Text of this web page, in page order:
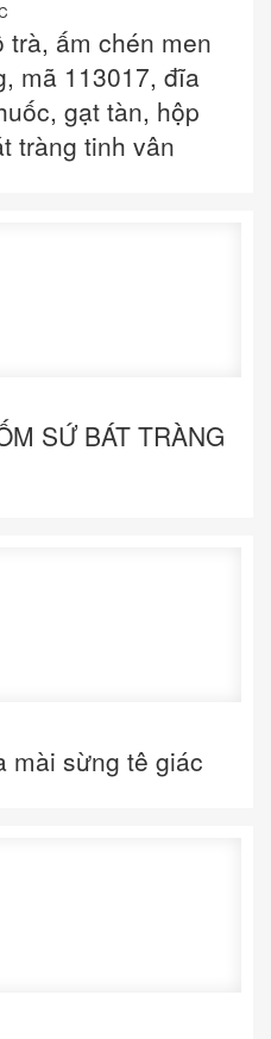
trà, ấm chén men
mã 113017, đĩa
gạt tàn, hộp
tràng tinh vân
SỨ BÁT TRÀNG
mài sừng tê giác